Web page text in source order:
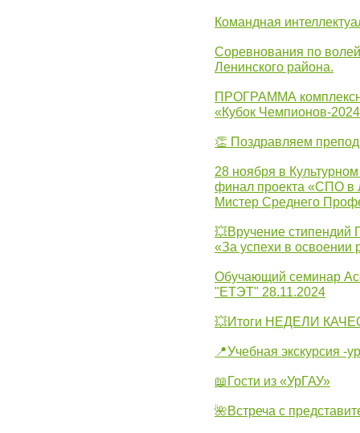
Командная
Соревнования по
Ленинского района.
ПРОГРАММА
«Кубок Чемпионов-
👏 Поздравляем
28 ноября в
финал проекта «СПО в
Мистер Среднего
💥Вручение стипендий
«За успехи в освоении
Обучающий семинар
"ЕТЭТ" 28.11.2024
💥Итоги НЕДЕЛИ
📍Учебная экскурсия -
📖Гости из «УрГАУ»
🌺Встреча с